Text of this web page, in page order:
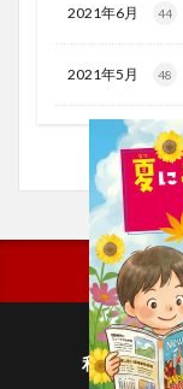
2021年6月 44
2021年5月 48
利用規約